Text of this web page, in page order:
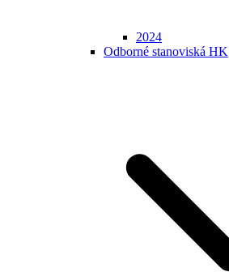
2024
Odborné stanoviská HK